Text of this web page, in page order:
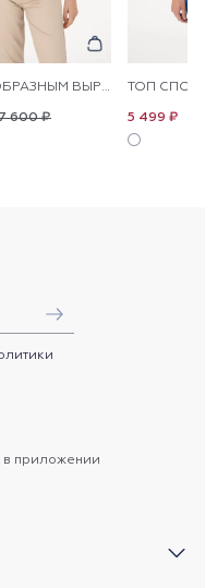
ТОП С V-ОБРАЗНЫМ ВЫРЕЗОМ
600 ₽
ТОП
5 499 ₽
в приложении